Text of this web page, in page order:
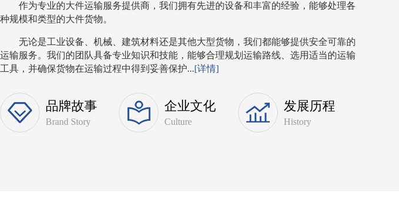
作为专业的大件运输服务提供商，我们拥有先进的设备和丰富的经验，能够处理各
种规模和类型的大件货物。
无论是工业设备、机械、建筑材料还是其他大型货物，我们都能够提供安全可靠的
运输服务。我们的团队具备专业知识和技能，能够合理规划运输路线、选用适当的运输
工具，并确保货物在运输过程中得到妥善保护...[详情]
品牌故事
Brand Story
企业文化
Culture
发展历程
History